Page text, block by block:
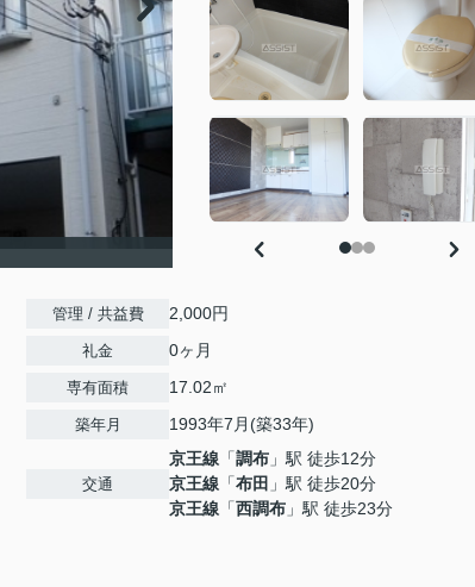
管理 / 共益費 2,000円
礼金 0ヶ月
専有面積 17.02㎡
築年月 1993年7月(築33年)
交通
京王線 「調布 」駅 徒歩12分
京王線 「布田 」駅 徒歩20分
京王線 「西調布 」駅 徒歩23分